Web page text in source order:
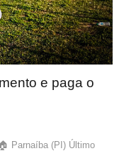
e paga o
Parnaíba (PI) Último